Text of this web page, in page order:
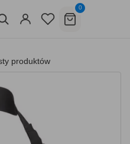
0
produktów